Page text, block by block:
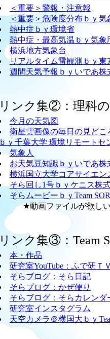
＜重要＞警報・注意報
＜重要＞危険度分布ｂｙ気
熱中症ｂｙ環境省
熱中症・最高気温ｂｙ気象
横浜地方気象台
リアルタイム雷観測ｂｙ東
週間天気予報ｂｙいであ株
リンク集②：理科
今月の天気図
衛星雲画像の毎日の見どこ
ｂｙ千葉大学 環境リモート
気象人
お天気豆知識ｂｙいであ株
横浜国立大学コアサイエン
そら回し1号ｂｙケニス株
そらムービーｂｙTeam
★動画ファイルが欲しい
リンク集③：Team
本・作品
研究室YouTube：ふで研Ｔ
そらブログ：そら日記
そらブログ：かぜ便り
そらブログ：そらカレンダ
研究室インスタグラム
天空カメラ＠横国大ｂｙ